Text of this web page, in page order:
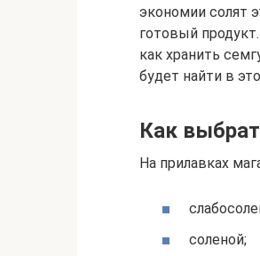
экономии солят
готовый
как хранить
будет найти в
Как
На прилавках
соленой;